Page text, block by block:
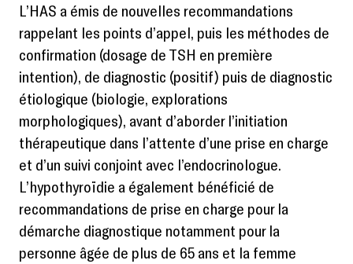
L’HAS a émis de nouvelles recommandations
rappelant les points d’appel, puis les méthodes de
confirmation (dosage de TSH en première
intention), de diagnostic (positif) puis de diagnostic
étiologique (biologie, explorations
morphologiques), avant d’aborder l’initiation
thérapeutique dans l’attente d’une prise en charge
et d’un suivi conjoint avec l’endocrinologue.
L’hypothyroïdie a également bénéficié de
recommandations de prise en charge pour la
démarche diagnostique notamment pour la
personne âgée de plus de 65 ans et la femme